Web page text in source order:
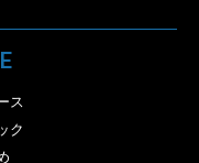
ス
ク